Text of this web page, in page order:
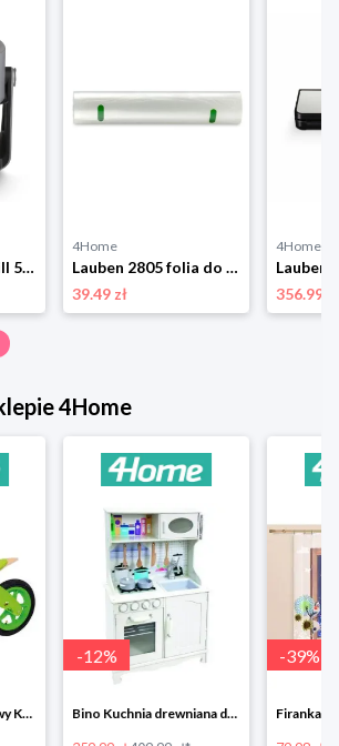
Lauben Glass&Grill 5500BG Frytownica na gorące powietrze
4Home
Lauben 2805 folia do pakowarek próżniowych
39.49 zł
4Home
356.99 zł
4Home
Bino Rowerek biegowy Krecik
-12%
Bino Kuchnia drewniana dla dzieci Provence
-39%